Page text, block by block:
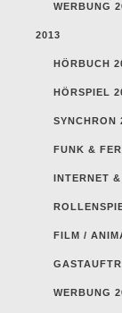
WERBUNG
2013
HÖRBUCH
HÖRSPIEL
SYNCHRON
FUNK &
INTERNET
FILM /
WERBUNG